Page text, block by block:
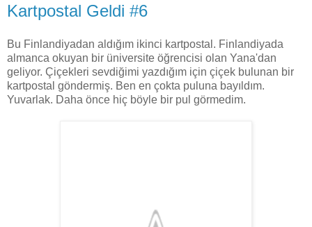
Kartpostal Geldi #6
Bu Finlandiyadan aldığım ikinci kartpostal. Finlandiyada
almanca okuyan bir üniversite öğrencisi olan Yana'dan
geliyor. Çiçekleri sevdiğimi yazdığım için çiçek bulunan bir
kartpostal göndermiş. Ben en çokta puluna bayıldım.
Yuvarlak. Daha önce hiç böyle bir pul görmedim.